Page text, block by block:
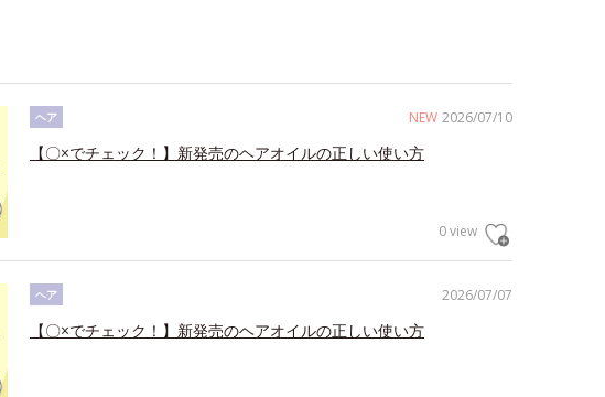
NEW 2026/07/10
ヘア
【〇×でチェック！】新発売のヘアオイルの正しい使い方
0 view
2026/07/07
ヘア
【〇×でチェック！】新発売のヘアオイルの正しい使い方